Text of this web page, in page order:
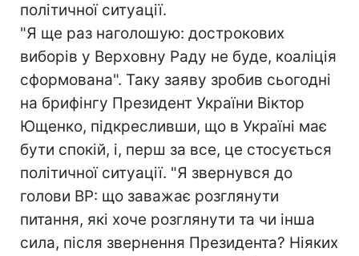
політичної ситуації.
"Я ще раз наголошую: дострокових
виборів у Верховну Раду не буде, коаліція
сформована". Таку заяву зробив сьогодні
на брифінгу Президент України Віктор
Ющенко, підкресливши, що в Україні має
бути спокій, і, перш за все, це стосується
політичної ситуації. "Я звернувся до
голови ВР: що заважає розглянути
питання, які хоче розглянути та чи інша
сила, після звернення Президента? Ніяких